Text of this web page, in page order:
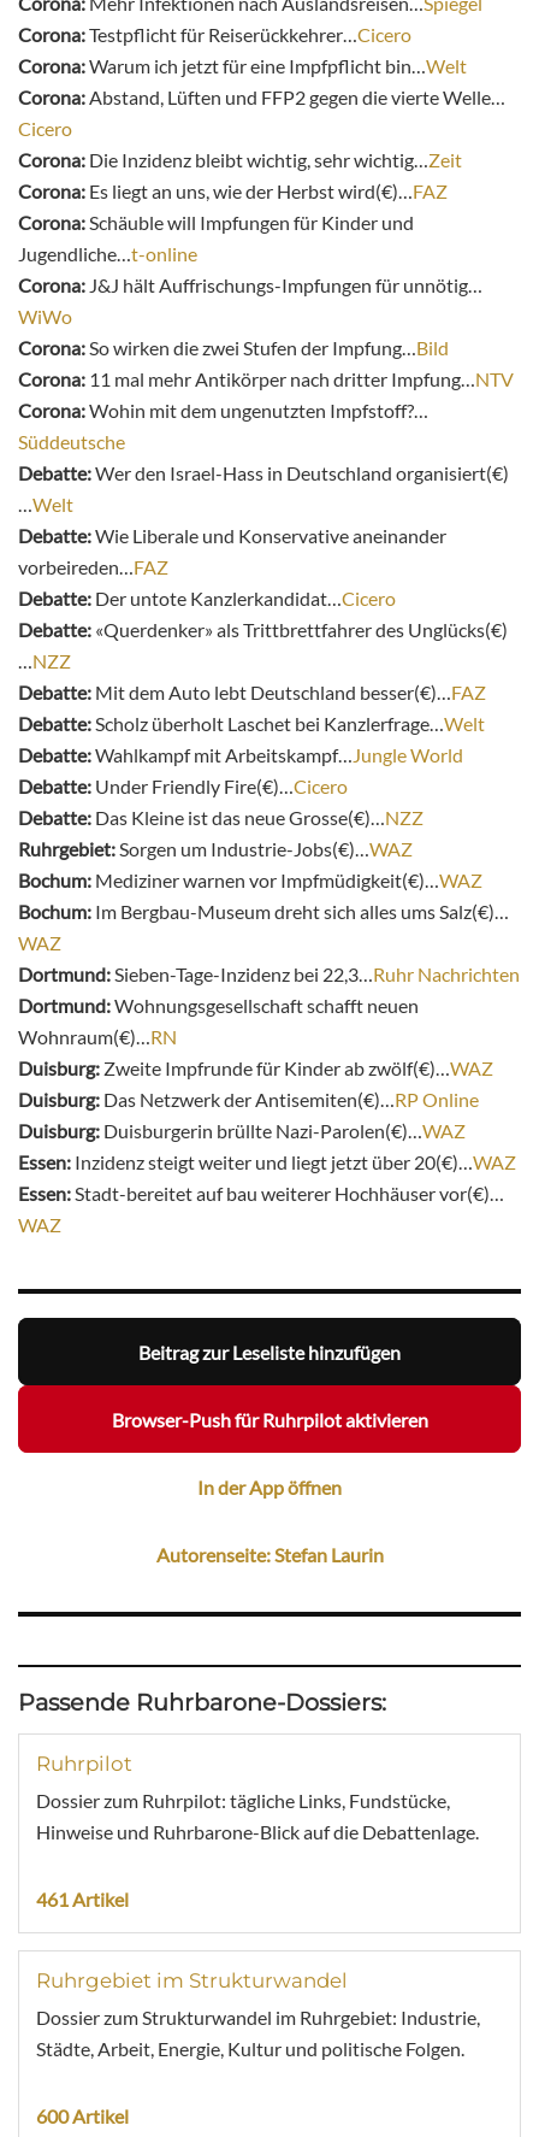
Corona:Testpflicht für Reiserückkehrer…Cicero
Corona:Warum ich jetzt für eine Impfpflicht bin…Welt
Corona:Abstand, Lüften und FFP2 gegen die vierte Welle…
Cicero
Corona: Die Inzidenz bleibt wichtig, sehr wichtig…Zeit
Corona: Es liegt an uns, wie der Herbst wird(€)…FAZ
Corona:Schäuble will Impfungen für Kinder und
Jugendliche…t-online
Corona: J&J hält Auffrischungs-Impfungen für unnötig…
WiWo
Corona:So wirken die zwei Stufen der Impfung…Bild
Corona: 11 mal mehr Antikörper nach dritter Impfung…NTV
Corona:Wohin mit dem ungenutzten Impfstoff?…
Süddeutsche
Debatte:Wer den Israel-Hass in Deutschland organisiert(€)
…Welt
Debatte:Wie Liberale und Konservative aneinander
vorbeireden…FAZ
Debatte: Der untote Kanzlerkandidat…Cicero
Debatte: «Querdenker» als Trittbrettfahrer des Unglücks(€)
…NZZ
Debatte: Mit dem Auto lebt Deutschland besser(€)…FAZ
Debatte:Scholz überholt Laschet bei Kanzlerfrage…Welt
Debatte:Wahlkampf mit Arbeitskampf…Jungle World
Debatte: Under Friendly Fire(€)…Cicero
Debatte: Das Kleine ist das neue Grosse(€)…NZZ
Ruhrgebiet:Sorgen um Industrie-Jobs(€)…WAZ
Bochum: Mediziner warnen vor Impfmüdigkeit(€)…WAZ
Bochum: Im Bergbau-Museum dreht sich alles ums Salz(€)…
WAZ
Dortmund:Sieben-Tage-Inzidenz bei 22,3…Ruhr Nachrichten
Dortmund:Wohnungsgesellschaft schafft neuen
Wohnraum(€)…RN
Duisburg: Zweite Impfrunde für Kinder ab zwölf(€)…WAZ
Duisburg: Das Netzwerk der Antisemiten(€)…RP Online
Duisburg: Duisburgerin brüllte Nazi-Parolen(€)…WAZ
Essen: Inzidenz steigt weiter und liegt jetzt über 20(€)…WAZ
Essen:Stadt-bereitet auf bau weiterer Hochhäuser vor(€)…
WAZ
Beitrag zur Leseliste hinzufügen
Browser-Push für Ruhrpilot aktivieren
In der App öffnen
Autorenseite: Stefan Laurin
Passende Ruhrbarone-Dossiers:
Ruhrpilot
Dossier zum Ruhrpilot: tägliche Links, Fundstücke,
Hinweise und Ruhrbarone-Blick auf die Debattenlage.
461 Artikel
Ruhrgebiet im Strukturwandel
Dossier zum Strukturwandel im Ruhrgebiet: Industrie,
Städte, Arbeit, Energie, Kultur und politische Folgen.
600 Artikel